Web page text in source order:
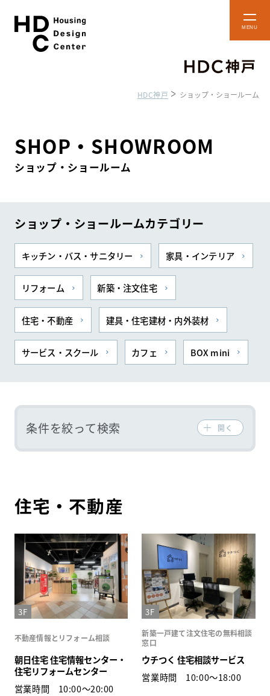
メ
を
閉
本
文
HDC HDC
WEBアンケート お問い合わせ
イベント情報
住まいの
相談サービス
リフォーム
会社ナビ
住まいのコラム
HDC BOX
貸し施設のご案内
HDC神戸 ショップ・ショールーム
SHOP・SHOWROOM
ショップ・ショールーム
ショップ・ショールームカテゴリー
キッチン・バス・サニタリー 家具・インテリア
リフォーム 新築・注文住宅
住宅・不動産 建具・住宅建材・内外装材
サービス・スクール カフェ BOX mini
条件を絞って検索 開く
住宅・不動産
不動産情報とリフォーム相談
朝日住宅 住宅情報センター・
住宅リフォームセンター
営業時間 10:00〜20:00
3F
新築一戸建て注文住宅の無料相談
窓口
ウチつく 住宅相談サービス
営業時間 10:00〜18:00
3F